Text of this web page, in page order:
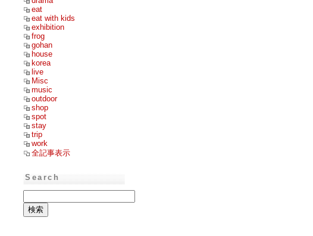
eat
eat with kids
exhibition
frog
gohan
house
korea
live
Misc
music
outdoor
shop
spot
stay
trip
work
全記事表示
Search